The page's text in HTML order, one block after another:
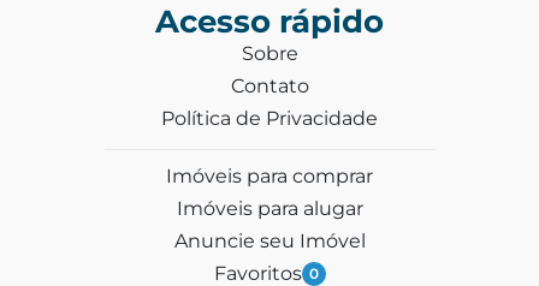
Acesso rápido
Sobre
Contato
Política de Privacidade
Imóveis para comprar
Imóveis para alugar
Anuncie seu Imóvel
Favoritos 0